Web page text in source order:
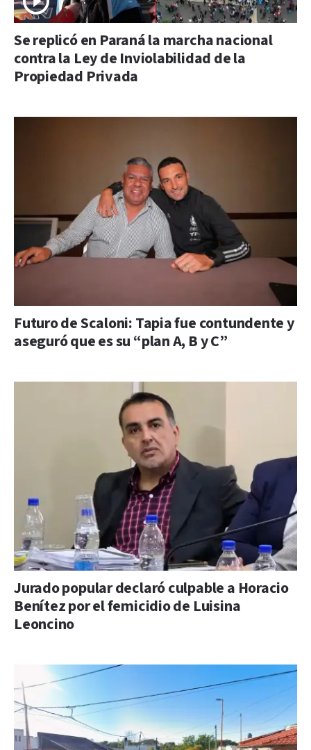
Se replicó en Paraná la marcha nacional
contra la Ley de Inviolabilidad de la
Propiedad Privada
Futuro de Scaloni: Tapia fue contundente y
aseguró que es su “plan A, B y C”
Jurado popular declaró culpable a Horacio
Benítez por el femicidio de Luisina
Leoncino